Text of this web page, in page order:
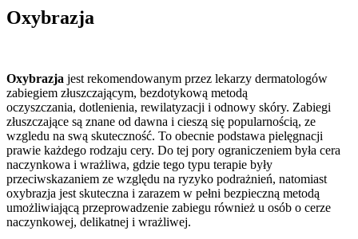
Oxybrazja
Oxybrazja jest rekomendowanym przez lekarzy dermatologów
zabiegiem złuszczającym, bezdotykową metodą
oczyszczania, dotlenienia, rewilatyzacji i odnowy skóry. Zabiegi
złuszczające są znane od dawna i cieszą się popularnością, ze
wzgledu na swą skuteczność. To obecnie podstawa pielęgnacji
prawie każdego rodzaju cery. Do tej pory ograniczeniem była cera
naczynkowa i wrażliwa, gdzie tego typu terapie były
przeciwskazaniem ze względu na ryzyko podrażnień, natomiast
oxybrazja jest skuteczna i zarazem w pełni bezpieczną metodą
umożliwiającą przeprowadzenie zabiegu również u osób o cerze
naczynkowej, delikatnej i wrażliwej.